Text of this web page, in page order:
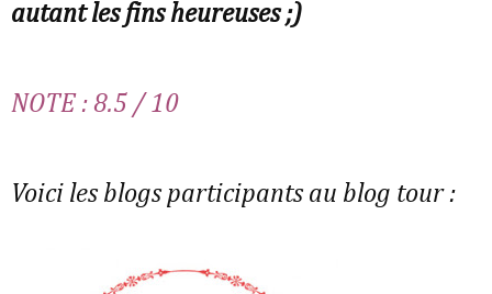
autant les fins heureuses ;)
NOTE : 8.5 / 10
Voici les blogs participants au blog tour :